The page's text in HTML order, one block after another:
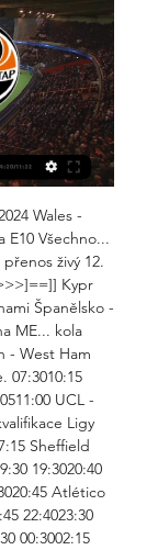
Wales -
E10 Všechno...
živý 12.
Kypr
Španělsko -
ME... kola
- West Ham
07:3010:15
UCL -
Ligy
Sheffield
19:3020:40
Atlético
22:4023:30
00:3002:15